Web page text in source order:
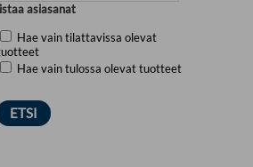
asiasanat
Hae vain tilattavissa olevat
Hae vain tulossa olevat tuotteet